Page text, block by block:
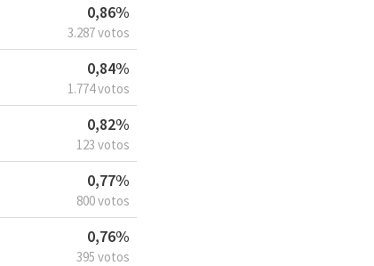
0,86%
3.287 votos
0,84%
1.774 votos
0,82%
123 votos
0,77%
800 votos
0,76%
395 votos